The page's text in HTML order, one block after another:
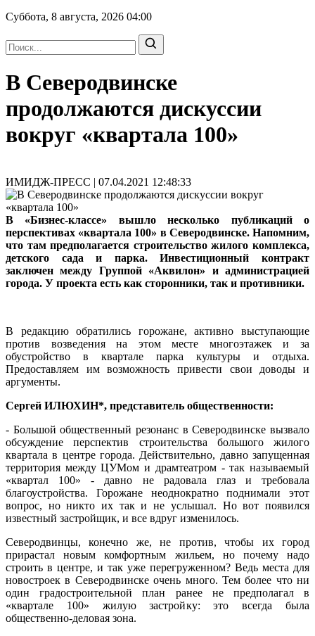
Суббота, 8 августа, 2026 04:00
В Северодвинске
продолжаются дискуссии
вокруг «квартала 100»
ИМИДЖ-ПРЕСС | 07.04.2021 12:48:33
В «Бизнес-классе» вышло несколько публикаций о
перспективах «квартала 100» в Северодвинске. Напомним,
что там предполагается строительство жилого комплекса,
детского сада и парка. Инвестиционный контракт
заключен между Группой «Аквилон» и администрацией
города. У проекта есть как сторонники, так и противники.
В редакцию обратились горожане, активно выступающие
против возведения на этом месте многоэтажек и за
обустройство в квартале парка культуры и отдыха.
Предоставляем им возможность привести свои доводы и
аргументы.
Сергей ИЛЮХИН*, представитель общественности:
- Большой общественный резонанс в Северодвинске вызвало
обсуждение перспектив строительства большого жилого
квартала в центре города. Действительно, давно запущенная
территория между ЦУМом и драмтеатром - так называемый
«квартал 100» - давно не радовала глаз и требовала
благоустройства. Горожане неоднократно поднимали этот
вопрос, но никто их так и не услышал. Но вот появился
известный застройщик, и все вдруг изменилось.
Северодвинцы, конечно же, не против, чтобы их город
прирастал новым комфортным жильем, но почему надо
строить в центре, и так уже перегруженном? Ведь места для
новостроек в Северодвинске очень много. Тем более что ни
один градостроительной план ранее не предполагал в
«квартале 100» жилую застройку: это всегда была
общественно-деловая зона.